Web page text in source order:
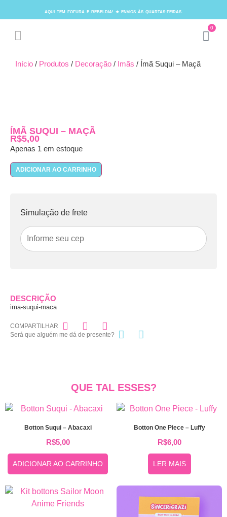
AQUI TEM FOFURA E REBELDIA! ★ ENVIOS ÀS QUARTAS-FEIRAS.
0
Início / Produtos / Decoração / Imãs / Ímã Suqui – Maçã
ÍMÃ SUQUI – MAÇÃ
R$5,00
Apenas 1 em estoque
ADICIONAR AO CARRINHO
Simulação de frete
DESCRIÇÃO
ima-suqui-maca
COMPARTILHAR
Será que alguém me dá de presente?
QUE TAL ESSES?
Botton Suqui – Abacaxi
R$5,00
ADICIONAR AO CARRINHO
Botton One Piece – Luffy
R$6,00
LER MAIS